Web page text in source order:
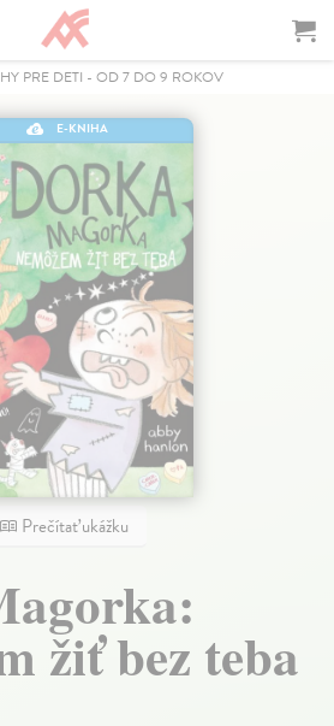
PRE DETI - OD 7 DO 9 ROKOV
E-KNIHA
Prečítať ukážku
žiť bez teba